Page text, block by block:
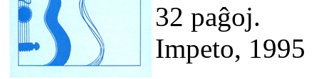
32 paĝoj.
Impeto, 1995